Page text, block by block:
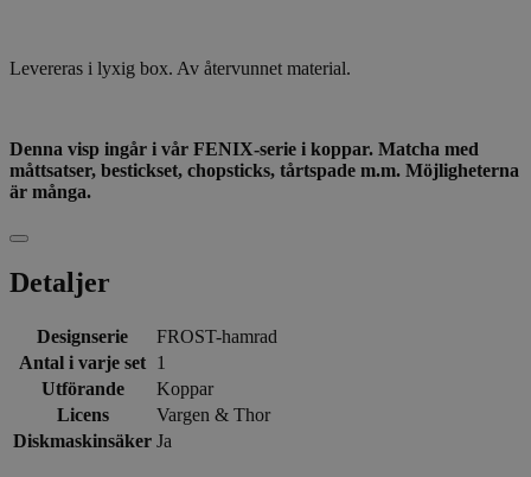
Levereras i lyxig box. Av återvunnet material.
Denna visp ingår i vår FENIX-serie i koppar. Matcha med
måttsatser, bestickset, chopsticks, tårtspade m.m. Möjligheterna
är många.
Detaljer
Designserie
FROST-hamrad
Antal i varje set 1
Utförande
Koppar
Licens
Vargen & Thor
Diskmaskinsäker Ja